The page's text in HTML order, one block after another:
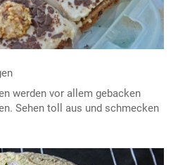
werden vor allem gebacken
Sehen toll aus und schmecken